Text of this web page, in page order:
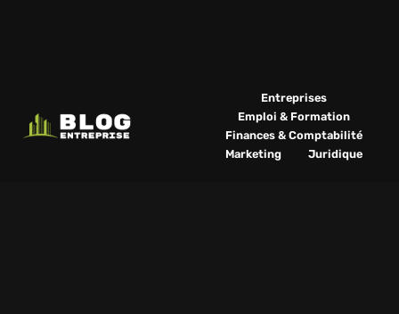
Entreprises
Emploi & Formation
Finances & Comptabilité
Marketing
Juridique